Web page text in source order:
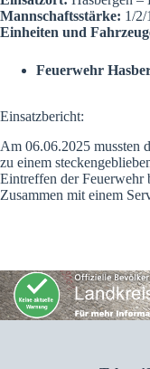
Mannschaftsstärke: 1/2/
Einheiten und
Feuerwehr
Einsatzbericht:
Am 06.06.2025 mussten
zu einem
Eintreffen der Feuerwehr
Zusammen mit einem